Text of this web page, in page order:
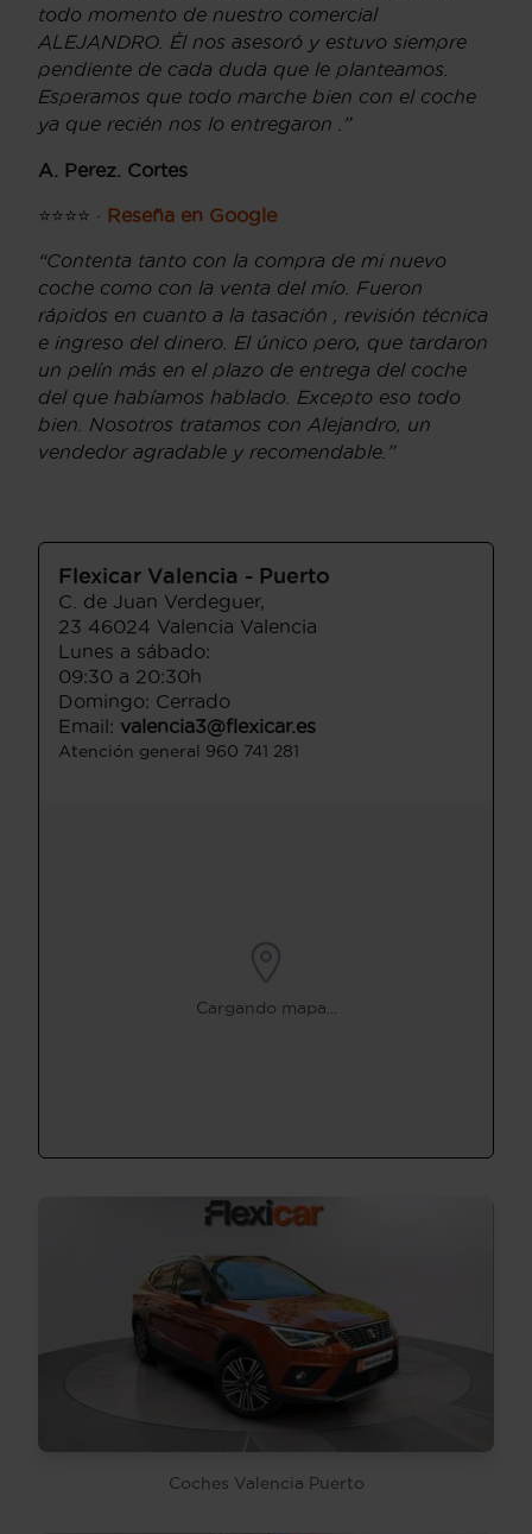
todo momento de nuestro comercial
ALEJANDRO. Él nos asesoró y estuvo siempre
pendiente de cada duda que le planteamos.
Esperamos que todo marche bien con el coche
ya que recién nos lo entregaron .”
A. Perez. Cortes
⭐⭐⭐⭐ · Reseña en Google
“Contenta tanto con la compra de mi nuevo
coche como con la venta del mío. Fueron
rápidos en cuanto a la tasación , revisión técnica
e ingreso del dinero. El único pero, que tardaron
un pelín más en el plazo de entrega del coche
del que habíamos hablado. Excepto eso todo
bien. Nosotros tratamos con Alejandro, un
vendedor agradable y recomendable.”
Flexicar Valencia - Puerto
C. de Juan Verdeguer,
23 46024 Valencia Valencia
Lunes a sábado:
09:30 a 20:30h
Domingo: Cerrado
Email: valencia3@flexicar.es
Atención general 960 741 281
Cargando mapa...
Coches Valencia Puerto